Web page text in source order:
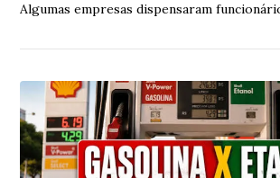
Algumas empresas dispensaram